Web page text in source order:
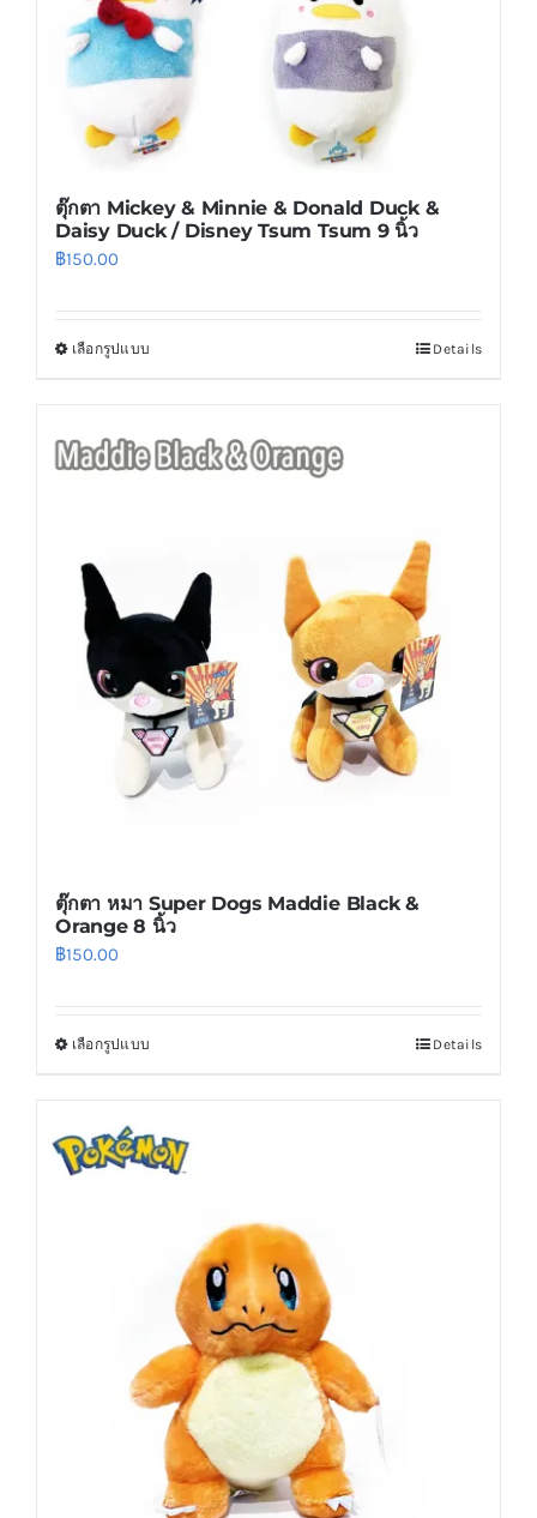
the
product
ตุ๊กตา Mickey & Minnie & Donald Duck &
Daisy Duck / Disney Tsum Tsum 9 นิ้ว
฿150.00
เลือกรูปแบบ
multiple
be
chosen
on
the
product
page
Details
ตุ๊กตา หมา Super Dogs Maddie Black &
Orange 8 นิ้ว
฿150.00
เลือกรูปแบบ
multiple
options
may
chosen
on
the
product
page
Details